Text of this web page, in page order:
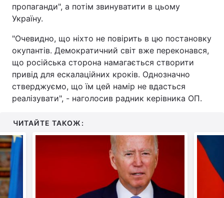
Тема оформлення
пропаганди", а потім звинуватити в цьому
Україну.
"Очевидно, що ніхто не повірить в цю постановку
окупантів. Демократичний світ вже переконався,
що російська сторона намагається створити
привід для ескалаційних кроків. Однозначно
стверджуємо, що їм цей намір не вдасться
реалізувати", - наголосив радник керівника ОП.
ЧИТАЙТЕ ТАКОЖ: